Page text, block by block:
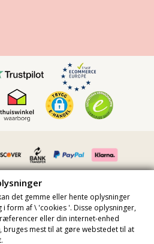
Momsnummer FR36509778270 · Alle
©2023 Brazilian Bikini Shop
det gemme eller hente oplysninger
form af \ 'cookies '. Disse oplysninger,
eller din internet-enhed
mest til at gøre webstedet til at